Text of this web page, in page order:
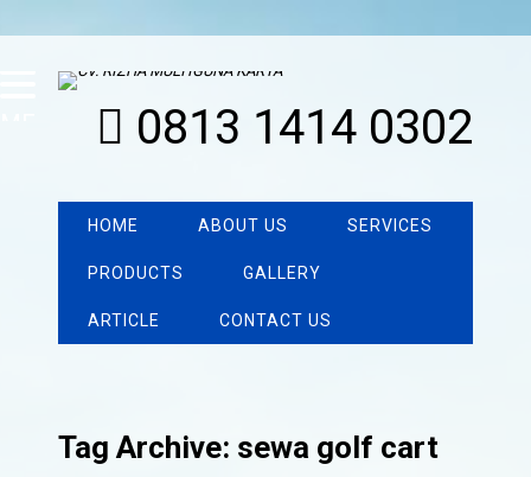
0813 1414 0302
HOME ABOUT US SERVICES
PRODUCTS GALLERY
ARTICLE CONTACT US
Tag Archive: sewa golf cart